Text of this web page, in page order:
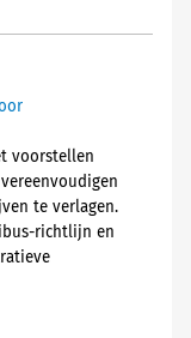
voorstellen
te verlagen.
richtlijn en